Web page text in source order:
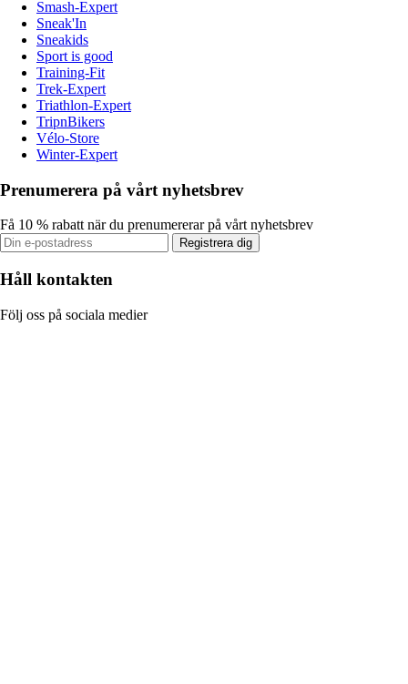
Smash-Expert
Sneak'In
Sneakids
Sport is good
Training-Fit
Trek-Expert
Triathlon-Expert
TripnBikers
Vélo-Store
Winter-Expert
Prenumerera på vårt nyhetsbrev
Få 10 % rabatt när du prenumererar på vårt nyhetsbrev
Registrera dig
Håll kontakten
Följ oss på sociala medier